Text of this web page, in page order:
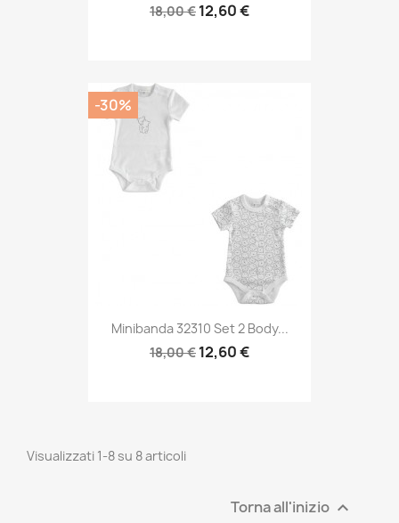
18,00 € 12,60 €
Minibanda 32310 Set 2 Body...
18,00 € 12,60 €
-30%
Visualizzati 1-8 su 8 articoli
Torna all'inizio 